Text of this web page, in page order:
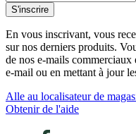
S'inscrire
En vous inscrivant, vous
sur nos derniers produits.
de nos e-mails
e-mail ou en mettant à jour
Alle au localisateur de
Obtenir de l'aide